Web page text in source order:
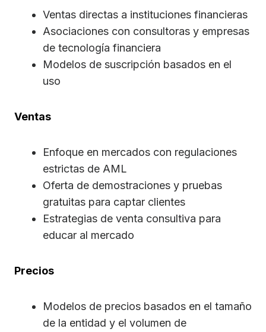
Ventas directas a instituciones financieras
Asociaciones con consultoras y empresas
de tecnología financiera
Modelos de suscripción basados en el
uso
Ventas
Enfoque en mercados con regulaciones
estrictas de AML
Oferta de demostraciones y pruebas
gratuitas para captar clientes
Estrategias de venta consultiva para
educar al mercado
Precios
Modelos de precios basados en el tamaño
de la entidad y el volumen de